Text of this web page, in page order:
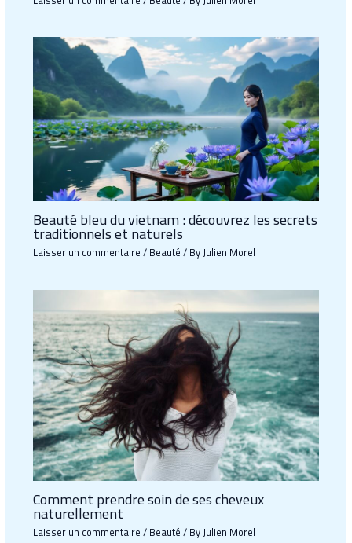
Beauté bleu du vietnam : découvrez les secrets
traditionnels et naturels
Laisser un commentaire/Beauté/ ByJulien Morel
Comment prendre soin de ses cheveux
naturellement
Laisser un commentaire/Beauté/ ByJulien Morel